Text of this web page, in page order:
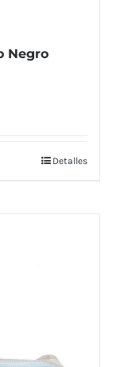
Negro
Detalles